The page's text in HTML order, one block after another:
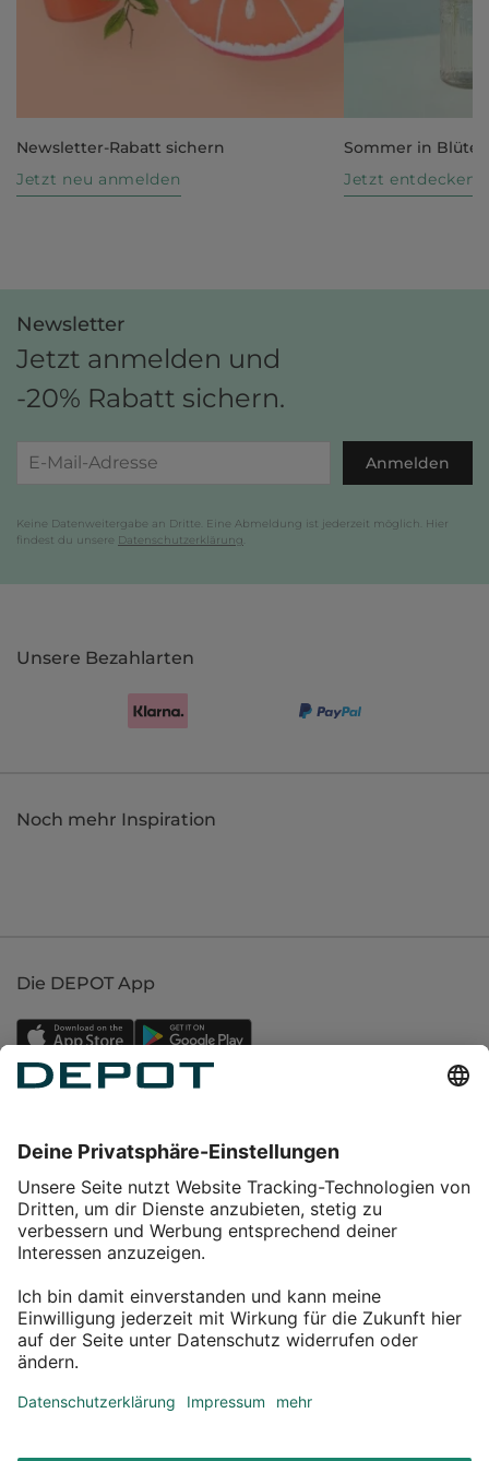
Newsletter-Rabatt sichern
Jetzt neu anmelden
Sommer in Blüte
Jetzt entdecken
Newsletter
Jetzt anmelden und
-20% Rabatt sichern.
Anmelden
Keine Datenweitergabe an Dritte. Eine Abmeldung ist jederzeit möglich. Hier
findest du unsere Datenschutzerklärung
Unsere Bezahlarten
Noch mehr Inspiration
Die DEPOT App
Service
Über DEPOT
Kontakt